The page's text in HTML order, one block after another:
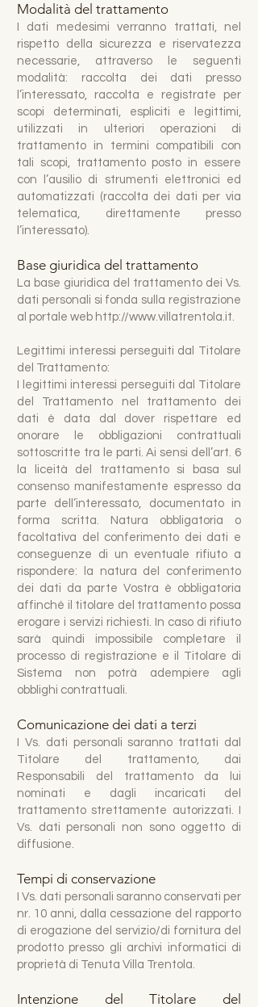
Modalità del trattamento
I dati medesimi verranno trattati, nel
rispetto della sicurezza e riservatezza
necessarie, attraverso le seguenti
modalità: raccolta dei dati presso
l’interessato, raccolta e registrate per
scopi determinati, espliciti e legittimi,
utilizzati in ulteriori operazioni di
trattamento in termini compatibili con
tali scopi, trattamento posto in essere
con l’ausilio di strumenti elettronici ed
automatizzati (raccolta dei dati per via
telematica, direttamente presso
l’interessato).
Base giuridica del trattamento
La base giuridica del trattamento dei Vs.
dati personali si fonda sulla registrazione
al portale web http://www.villatrentola.it.
Legittimi interessi perseguiti dal Titolare
del Trattamento:
I legittimi interessi perseguiti dal Titolare
del Trattamento nel trattamento dei
dati è data dal dover rispettare ed
onorare le obbligazioni contrattuali
sottoscritte tra le parti. Ai sensi dell’art. 6
la liceità del trattamento si basa sul
consenso manifestamente espresso da
parte dell’interessato, documentato in
forma scritta. Natura obbligatoria o
facoltativa del conferimento dei dati e
conseguenze di un eventuale rifiuto a
rispondere: la natura del conferimento
dei dati da parte Vostra è obbligatoria
affinché il titolare del trattamento possa
erogare i servizi richiesti. In caso di rifiuto
sarà quindi impossibile completare il
processo di registrazione e il Titolare di
Sistema non potrà adempiere agli
obblighi contrattuali.
Comunicazione dei dati a terzi
I Vs. dati personali saranno trattati dal
Titolare del trattamento, dai
Responsabili del trattamento da lui
nominati e dagli incaricati del
trattamento strettamente autorizzati. I
Vs. dati personali non sono oggetto di
diffusione.
Tempi di conservazione
I Vs. dati personali saranno conservati per
nr. 10 anni, dalla cessazione del rapporto
di erogazione del servizio/di fornitura del
prodotto presso gli archivi informatici di
proprietà di Tenuta Villa Trentola.
Intenzione del Titolare del